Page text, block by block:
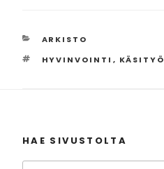
KATEGORIAT
ARKISTO
AVAINSANAT
HYVINVOINTI , KÄSITYÖ
HAE SIVUSTOLTA